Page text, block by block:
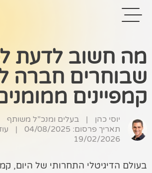
בית
בניית אתרים
קידום אתרים
פרסום בגוגל
רשתות חברתיות
מה חשוב לדעת
שבוחרים חברה
קמפיינים
יוסי כהן |
בעלים ומנכ”ל משותף
תאריך פרסום: 04/08/2025
|
19/02/2026
בעולם הדיגיטלי התחרותי של היום,